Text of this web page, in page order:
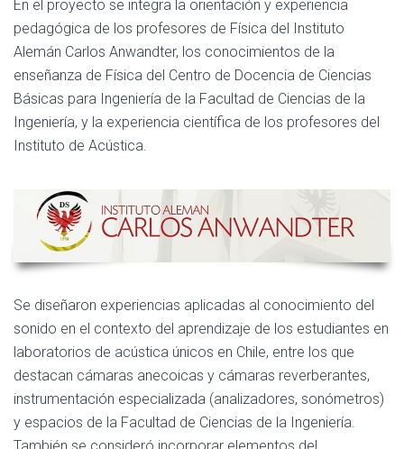
En el proyecto se integra la orientación y experiencia
pedagógica de los profesores de Física del Instituto
Alemán Carlos Anwandter, los conocimientos de la
enseñanza de Física del Centro de Docencia de Ciencias
Básicas para Ingeniería de la Facultad de Ciencias de la
Ingeniería, y la experiencia científica de los profesores del
Instituto de Acústica.
Se diseñaron experiencias aplicadas al conocimiento del
sonido en el contexto del aprendizaje de los estudiantes en
laboratorios de acústica únicos en Chile, entre los que
destacan cámaras anecoicas y cámaras reverberantes,
instrumentación especializada (analizadores, sonómetros)
y espacios de la Facultad de Ciencias de la Ingeniería.
También se consideró incorporar elementos del